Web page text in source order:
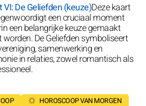
VI: De Geliefden (keuze)Deze kaart
een cruciaal moment
een belangrijke keuze gemaakt
worden. De Geliefden symboliseert
samenwerking en
in relaties, zowel romantisch als
HOROSCOOP VAN MORGEN